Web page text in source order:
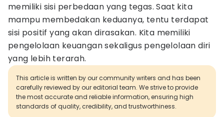
memiliki sisi perbedaan yang tegas. Saat kita
mampu membedakan keduanya, tentu terdapat
sisi positif yang akan dirasakan. Kita memiliki
pengelolaan keuangan sekaligus pengelolaan diri
yang lebih terarah.
This article is written by our community writers and has been
carefully reviewed by our editorial team. We strive to provide
the most accurate and reliable information, ensuring high
standards of quality, credibility, and trustworthiness.